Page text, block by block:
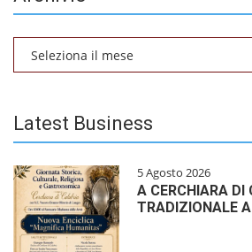
Latest Business
5 Agosto 2026
A CERCHIARA DI
TRADIZIONALE